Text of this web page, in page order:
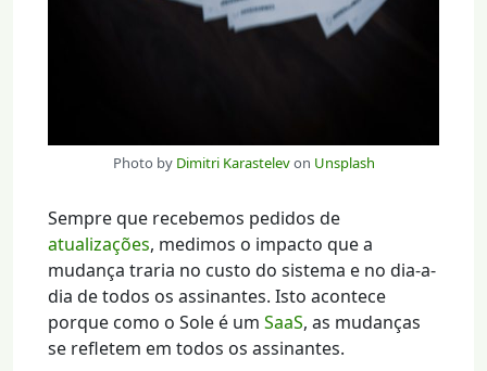
Photo by Dimitri Karastelevon Unsplash
Sempre que recebemos pedidos de
atualizações, medimos o impacto que a
mudança traria no custo do sistema e no dia-a-
dia de todos os assinantes. Isto acontece
porque como o Sole é um SaaS, as mudanças
se refletem em todos os assinantes.